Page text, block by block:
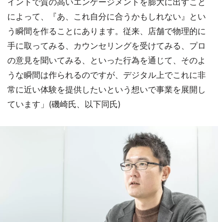
によって、『あ、これ自分に合うかもしれない』とい
う瞬間を作ることにあります。従来、店舗で物理的に
手に取ってみる、カウンセリングを受けてみる、プロ
の意見を聞いてみる、といった行為を通じて、そのよ
うな瞬間は作られるのですが、デジタル上でこれに非
常に近い体験を提供したいという想いで事業を展開し
ています」(磯崎氏、以下同氏)